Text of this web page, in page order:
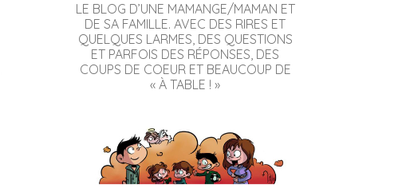
LE BLOG D’UNE MAMANGE/MAMAN ET
DE SA FAMILLE. AVEC DES RIRES ET
QUELQUES LARMES, DES QUESTIONS
ET PARFOIS DES RÉPONSES, DES
COUPS DE COEUR ET BEAUCOUP DE
« À TABLE ! »